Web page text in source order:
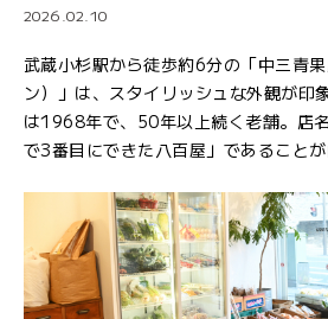
2026.02.10
武蔵小杉駅から徒歩約6分の「中三青
ン）」は、スタイリッシュな外観が印
は1968年で、50年以上続く老舗。店
で3番目にできた八百屋」であることが